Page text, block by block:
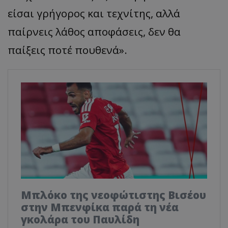
είσαι γρήγορος και τεχνίτης, αλλά
παίρνεις λάθος αποφάσεις, δεν θα
παίξεις ποτέ πουθενά».
Μπλόκο της νεοφώτιστης Βισέου
στην Μπενφίκα παρά τη νέα
γκολάρα του Παυλίδη